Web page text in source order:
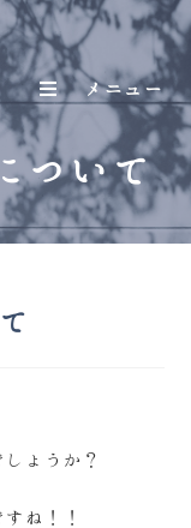
メニュー
ついて
ょうか？
ね！！